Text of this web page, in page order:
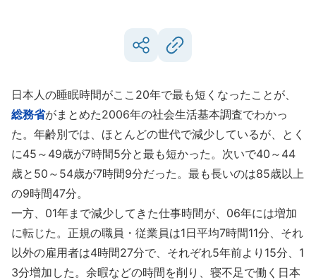
日本人の睡眠時間がここ20年で最も短くなったことが、
総務省がまとめた2006年の社会生活基本調査でわかっ
た。年齢別では、ほとんどの世代で減少しているが、とく
に45～49歳が7時間5分と最も短かった。次いで40～44
歳と50～54歳が7時間9分だった。最も長いのは85歳以上
の9時間47分。
一方、01年まで減少してきた仕事時間が、06年には増加
に転じた。正規の職員・従業員は1日平均7時間11分、それ
以外の雇用者は4時間27分で、それぞれ5年前より15分、1
3分増加した。余暇などの時間を削り、寝不足で働く日本